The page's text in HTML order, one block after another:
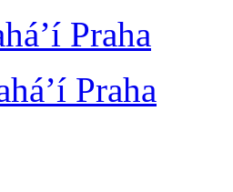
Praha
Praha